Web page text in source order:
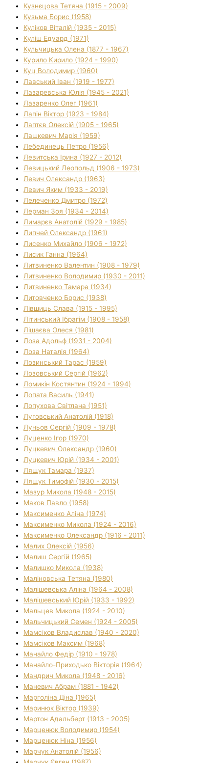
Кузнєцова Тетяна (1915 - 2009)
Кузьма Борис (1958)
Куліков Віталій (1935 - 2015)
Куліш Едуард (1971)
Кульчицька Олена (1877 - 1967)
Курило Кирило (1924 - 1990)
Куц Володимир (1960)
Лавський Іван (1919 - 1977)
Лазаревська Юлія (1945 - 2021)
Лазаренко Олег (1961)
Лапін Віктор (1923 - 1984)
Лаптєв Олексій (1905 - 1965)
Лашкевич Марія (1959)
Лебединець Петро (1956)
Левитська Ірина (1927 - 2012)
Левицький Леопольд (1906 - 1973)
Левич Олександр (1963)
Левич Яким (1933 - 2019)
Лелеченко Дмитро (1972)
Лерман Зоя (1934 - 2014)
Лимарєв Анатолій (1929 - 1985)
Липчей Олександр (1961)
Лисенко Михайло (1906 - 1972)
Лисик Ганна (1964)
Литвиненко Валентин (1908 - 1979)
Литвиненко Володимир (1930 - 2011)
Литвиненко Тамара (1934)
Литовченко Борис (1938)
Лівшиць Слава (1915 - 1995)
Літинський Ібрагім (1908 - 1958)
Лішаєва Олеся (1981)
Лоза Адольф (1931 - 2004)
Лоза Наталія (1964)
Лозинський Тарас (1959)
Лозовський Сергій (1962)
Ломикін Костянтин (1924 - 1994)
Лопата Василь (1941)
Лопухова Світлана (1951)
Луговський Анатолій (1918)
Луньов Сергій (1909 - 1978)
Луценко Ігор (1970)
Луцкевич Олександр (1960)
Луцкевич Юрій (1934 - 2001)
Лящук Тамара (1937)
Лящук Тимофій (1930 - 2015)
Мазур Микола (1948 - 2015)
Маков Павло (1958)
Максименко Аліна (1974)
Максименко Микола (1924 - 2016)
Максименко Олександр (1916 - 2011)
Малих Олексій (1956)
Малиш Сергій (1965)
Малишко Микола (1938)
Маліновська Тетяна (1980)
Малішевська Аліна (1964 - 2008)
Малішевський Юрій (1933 - 1992)
Мальцев Микола (1924 - 2010)
Мальчицький Семен (1924 - 2005)
Мамсіков Владислав (1940 - 2020)
Мамсіков Максим (1968)
Манайло Федір (1910 - 1978)
Манайло-Приходько Вікторія (1964)
Мандрич Микола (1948 - 2016)
Маневич Абрам (1881 - 1942)
Марголіна Діна (1965)
Маринюк Віктор (1939)
Мартон Адальберт (1913 - 2005)
Марценюк Володимир (1954)
Марценюк Ніна (1956)
Марчук Анатолій (1956)